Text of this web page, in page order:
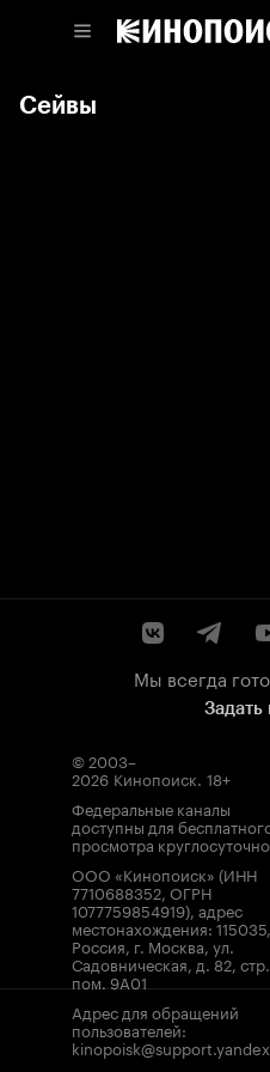
Сейвы
Мы всегда
Задать
© 2003–
2026 Кинопоиск. 18+
Федеральные каналы
доступны для
просмотра круглосуточно
ООО «Кинопоиск» (ИНН
7710688352, ОГРН
1077759854919), адрес
местонахождения: 115035,
Россия, г. Москва, ул.
Садовническая, д. 82,
пом. 9А01
Адрес для обращений
пользователей: